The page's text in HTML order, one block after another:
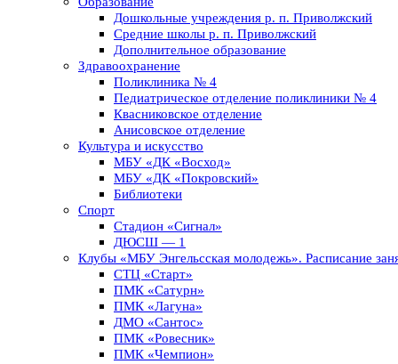
Дошкольные учреждения р. п. Приволжский
Средние школы р. п. Приволжский
Дополнительное образование
Здравоохранение
Поликлиника № 4
Педиатрическое отделение поликлиники № 4
Квасниковское отделение
Анисовское отделение
Культура и искусство
МБУ «ДК «Восход»
МБУ «ДК «Покровский»
Библиотеки
Спорт
Стадион «Сигнал»
ДЮСШ — 1
Клубы «МБУ Энгельсская молодежь». Расписание
СТЦ «Старт»
ПМК «Сатурн»
ПМК «Лагуна»
ДМО «Сантос»
ПМК «Ровесник»
ПМК «Чемпион»